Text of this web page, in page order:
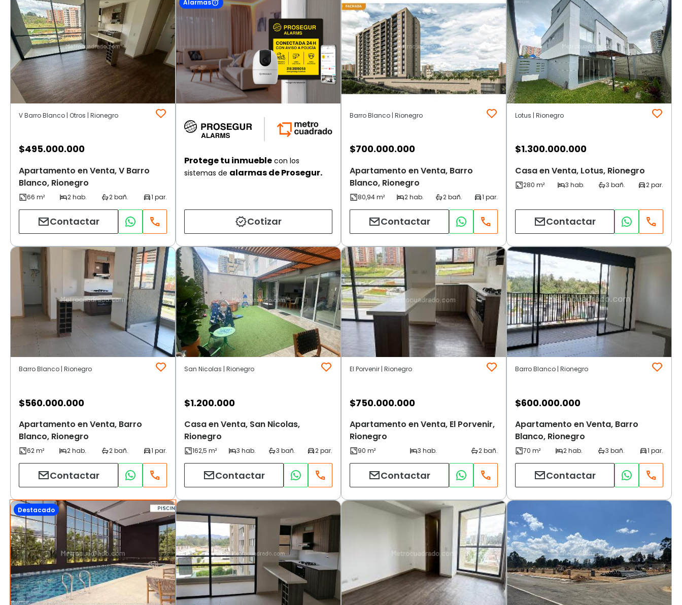
V Barro Blanco | Otros | Rionegro
$495.000.000
Apartamento en Venta, V Barro
Blanco, Rionegro
Contactar
Alarmas
Protege tu inmueble con los
sistemas de alarmas de Prosegur.
Cotizar
Barro Blanco | Rionegro
$700.000.000
Apartamento en Venta, Barro
Blanco, Rionegro
Contactar
Lotus | Rionegro
$1.300.000.000
Casa en Venta, Lotus, Rionegro
Contactar
Barro Blanco | Rionegro
$560.000.000
Apartamento en Venta, Barro
Blanco, Rionegro
Contactar
San Nicolas | Rionegro
$1.200.000
Casa en Venta, San Nicolas,
Rionegro
Contactar
El Porvenir | Rionegro
$750.000.000
Apartamento en Venta, El Porvenir,
Rionegro
Contactar
Barro Blanco | Rionegro
$600.000.000
Apartamento en Venta, Barro
Blanco, Rionegro
Contactar
Destacado